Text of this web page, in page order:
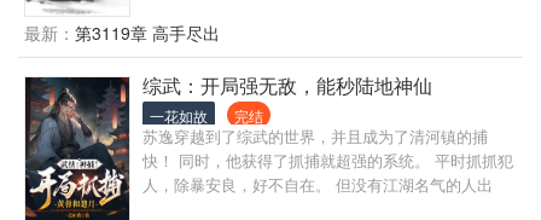
万苦最终练成绝世武功，仗剑行走江湖凭借一声所学
行侠仗义，除暴安良，匡扶正义，结识众多意气相投
好友，一起克服重重困难险阻，完成一次又一次的考
验，凭借自己侠义之举，赢的美人芳心！故事情节跌
宕起伏，爱恨交织，历经艰难险阻为父报仇！最终踏
上人生巅峰！
最新： 第3119章 高手尽出
综武：开局强无敌，能秒陆地神仙
一花如故 完结
苏逸穿越到了综武的世界，并且成为了清河镇的捕
快！ 同时，他获得了抓捕就超强的系统。 平时抓抓犯
人，除暴安良，好不自在。 但没有江湖名气的人出